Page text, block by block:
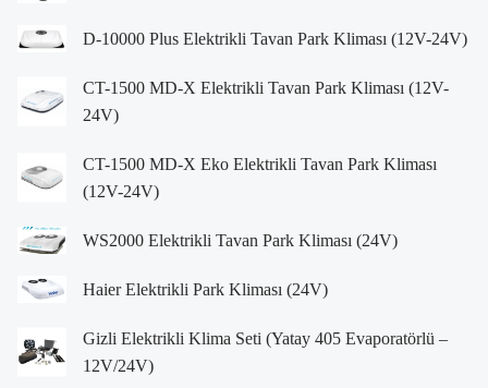
D-10000 Plus Elektrikli Tavan Park Kliması (12V-24V)
CT-1500 MD-X Elektrikli Tavan Park Kliması (12V-
24V)
CT-1500 MD-X Eko Elektrikli Tavan Park Kliması
(12V-24V)
WS2000 Elektrikli Tavan Park Kliması (24V)
Haier Elektrikli Park Kliması (24V)
Gizli Elektrikli Klima Seti (Yatay 405 Evaporatörlü –
12V/24V)